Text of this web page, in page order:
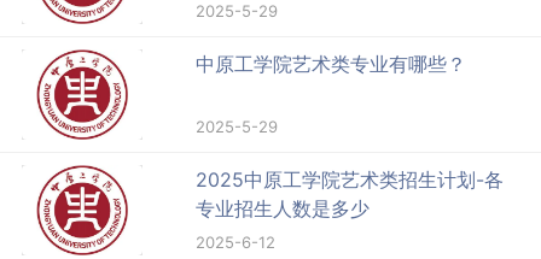
2025-5-29
中原工学院艺术类专业有哪些？
2025-5-29
2025中原工学院艺术类招生计划-各
专业招生人数是多少
2025-6-12